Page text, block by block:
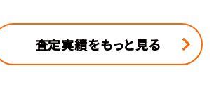
査定実績をもっと見る